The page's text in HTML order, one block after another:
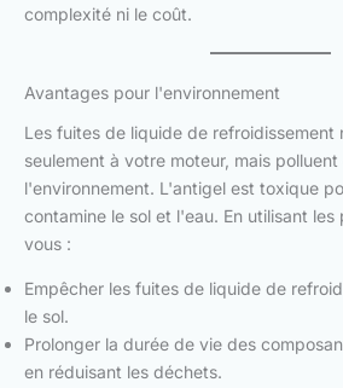
complexité ni le coût.
Avantages pour l'environnement
Les fuites de liquide de refroidissement
seulement à votre moteur, mais
l'environnement. L'antigel est toxique
contamine le sol et l'eau. En utilisant les
vous :
Empêcher les fuites de liquide de
le sol.
Prolonger la durée de vie des
en réduisant les déchets.